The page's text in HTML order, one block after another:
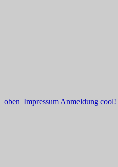
oben Impressum Anmeldung cool!